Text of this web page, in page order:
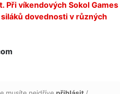
Při víkendových Sokol Games
dovednosti v různých